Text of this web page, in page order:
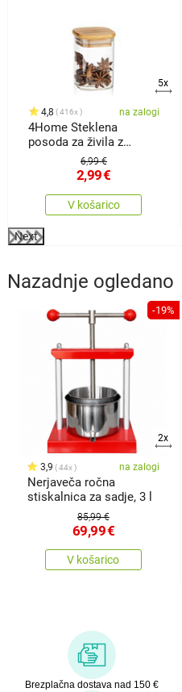
5x
4,8 416x na zalogi
4Home Steklena
posoda za živila z
pokrovom Bamboo,170
6,99 €
2,99€
V košarico
Next
Nazadnje ogledano
-19%
2x
3,9 44x na zalogi
Nerjaveča ročna
stiskalnica za sadje, 3 l
85,99 €
69,99€
V košarico
Brezplačna dostava nad 150 €